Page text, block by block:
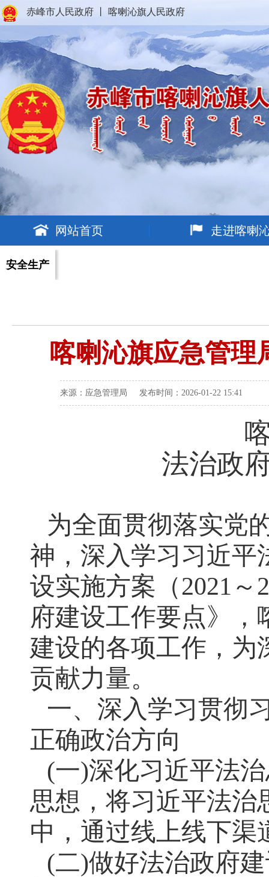
赤峰市人民政府 喀喇沁旗人民政府
网站首页 走进喀喇
安全生产
喀喇沁旗应急管理
来源：应急管理局 发布时间：2026-01-22 15:41
法治政
为全面贯彻落实党
神，深入学习习近平
设实施方案（2021～
府建设工作要点》
建设的各项工作，为
贡献力量。
一、深入学习贯彻
正确政治方向
(一)深化习近平法
思想，将习近平法治
中，通过线上线下渠
(二)做好法治政府